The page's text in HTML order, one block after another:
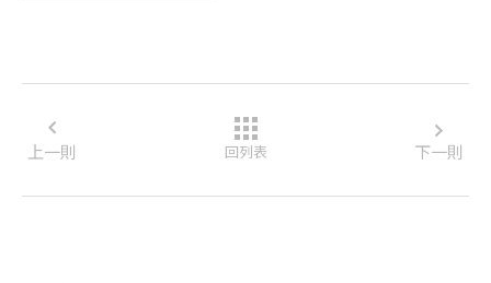
上一則 回列表 下一則